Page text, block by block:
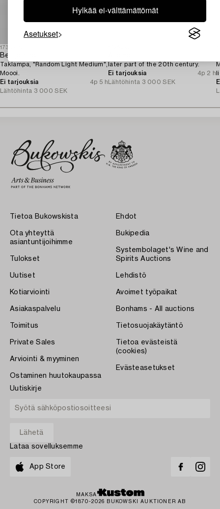
Hylkää ei-välttämättömät
Asetukset
1730439
Bertjan Pot
Taklampa, "Random Light Medium",
Moooi.
Ei tarjouksia
4p 5 h
Lähtöhinta 3 000 SEK
later part of the 20th century.
Ei tarjouksia
4p 2 h
Lähtöhinta 3 000 SEK
Tietoa Bukowskista
Ota yhteyttä
asiantuntijoihimme
Tulokset
Uutiset
Kotiarviointi
Asiakaspalvelu
Toimitus
Private Sales
Arviointi & myyminen
Ostaminen huutokaupassa
Ehdot
Bukipedia
Systembolaget's Wine and
Spirits Auctions
Lehdistö
Avoimet työpaikat
Bonhams - All auctions
Tietosuojakäytäntö
Tietoa evästeistä
(cookies)
Evästeasetukset
Uutiskirje
Lataa sovelluksemme
App Store
MAKSA
COPYRIGHT ©1870-2026 BUKOWSKI AUKTIONER AB